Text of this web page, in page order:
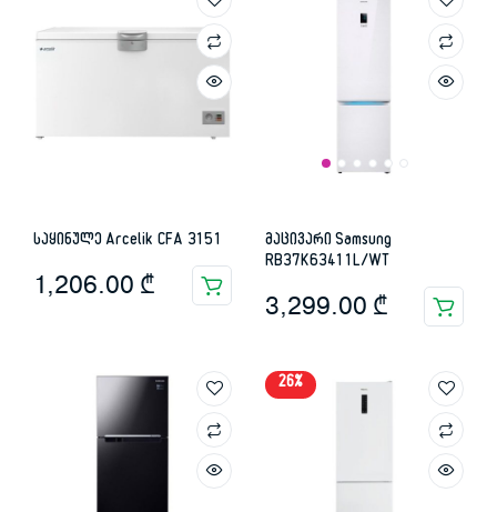
საყინულე Arcelik CFA 3151
1,206.00 ₾
მაცივარი Samsung
RB37K63411L/WT
3,299.00 ₾
26%